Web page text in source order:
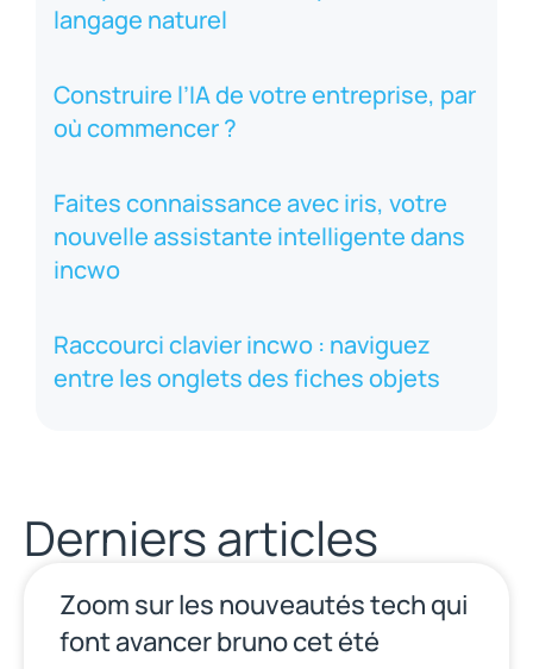
langage naturel
Construire l’IA de votre entreprise, par
où commencer ?
Faites connaissance avec iris, votre
nouvelle assistante intelligente dans
incwo
Raccourci clavier incwo : naviguez
entre les onglets des fiches objets
Derniers articles
Zoom sur les nouveautés tech qui
font avancer bruno cet été